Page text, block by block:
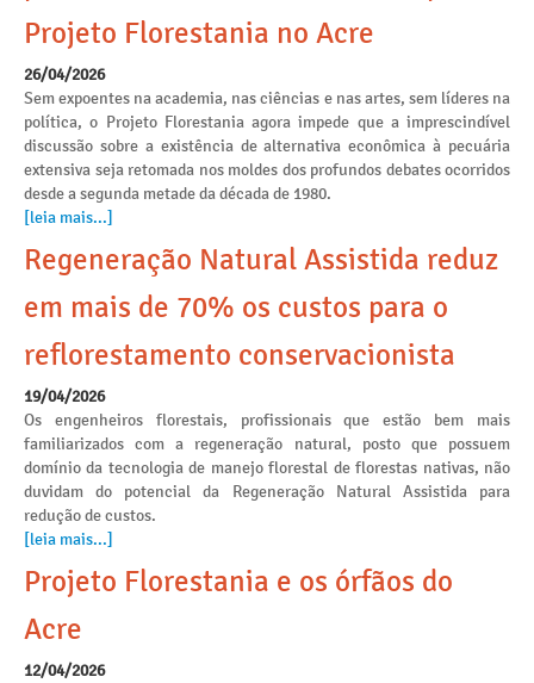
Projeto Florestania no Acre
26/04/2026
Sem expoentes na academia, nas ciências e nas artes, sem líderes na
política, o Projeto Florestania agora impede que a imprescindível
discussão sobre a existência de alternativa econômica à pecuária
extensiva seja retomada nos moldes dos profundos debates ocorridos
desde a segunda metade da década de 1980.
[leia mais...]
Regeneração Natural Assistida reduz
em mais de 70% os custos para o
reflorestamento conservacionista
19/04/2026
Os engenheiros florestais, profissionais que estão bem mais
familiarizados com a regeneração natural, posto que possuem
domínio da tecnologia de manejo florestal de florestas nativas, não
duvidam do potencial da Regeneração Natural Assistida para
redução de custos.
[leia mais...]
Projeto Florestania e os órfãos do
Acre
12/04/2026